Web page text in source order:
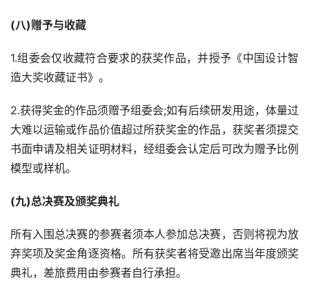
(八)赠予与收藏
1.组委会仅收藏符合要求的获奖作品，并授予《中国设计智
造大奖收藏证书》。
2.获得奖金的作品须赠予组委会;如有后续研发用途，体量过
大难以运输或作品价值超过所获奖金的作品，获奖者须提交
书面申请及相关证明材料，经组委会认定后可改为赠予比例
模型或样机。
(九)总决赛及颁奖典礼
所有入围总决赛的参赛者须本人参加总决赛，否则将视为放
弃奖项及奖金角逐资格。所有获奖者将受邀出席当年度颁奖
典礼，差旅费用由参赛者自行承担。